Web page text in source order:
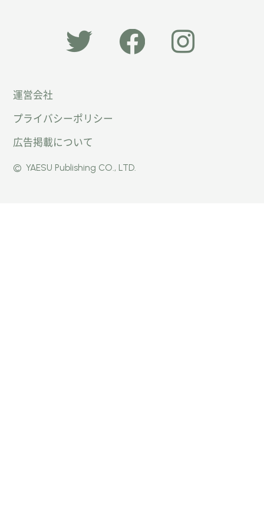
ン
パー」
公式 Faceb
運営会社
プライバシーポリシー
広告掲載について
© YAESU Publishing CO., LTD.